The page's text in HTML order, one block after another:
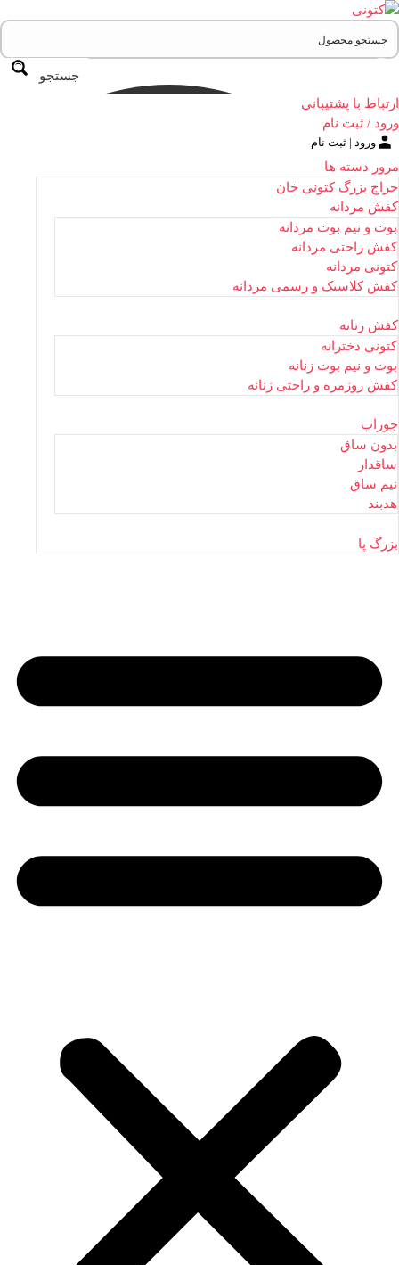
جستجو
ارتباط با پشتیبانی
ورود / ثبت نام
ورود | ثبت نام
مرور دسته ها
حراج بزرگ کتونی خان
کفش مردانه
بوت و نیم بوت مردانه
کفش راحتی مردانه
کتونی مردانه
کفش کلاسیک و رسمی مردانه
کفش زنانه
کتونی دخترانه
بوت و نیم بوت زنانه
کفش روزمره و راحتی زنانه
جوراب
بدون ساق
ساقدار
نیم ساق
هدبند
بزرگ پا